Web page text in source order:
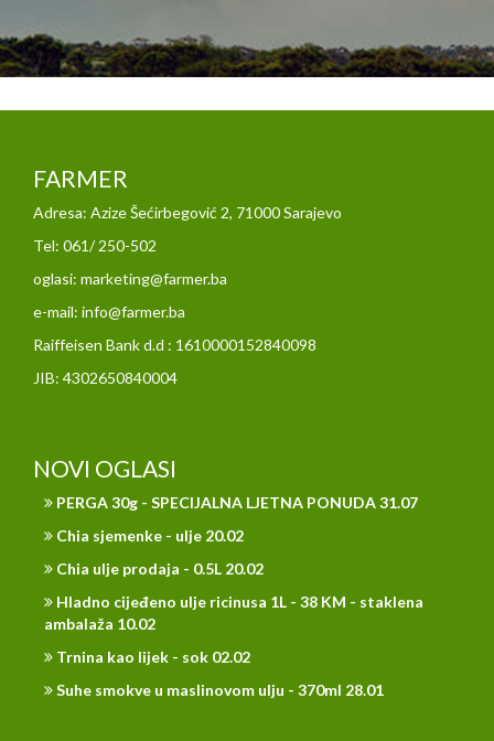
FARMER
Adresa: Azize Šećirbegović 2, 71000 Sarajevo
Tel: 061/ 250-502
oglasi: marketing@farmer.ba
e-mail: info@farmer.ba
Raiffeisen Bank d.d : 1610000152840098
JIB: 4302650840004
NOVI OGLASI
PERGA 30g - SPECIJALNA LJETNA PONUDA 31.07
Chia sjemenke - ulje 20.02
Chia ulje prodaja - 0.5L 20.02
Hladno cijeđeno ulje ricinusa 1L - 38 KM - staklena
ambalaža 10.02
Trnina kao lijek - sok 02.02
Suhe smokve u maslinovom ulju - 370ml 28.01